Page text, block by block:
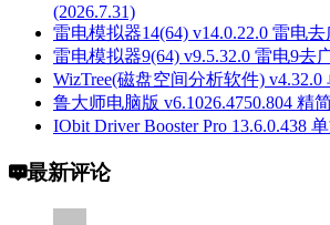
(2026.7.31)
雷电模拟器14(64) v14.0.22.0 雷电
雷电模拟器9(64) v9.5.32.0 雷电9去
WizTree(磁盘空间分析软件) v4.32.0
鲁大师电脑版 v6.1026.4750.804 精
IObit Driver Booster Pro 13.6.0.438
最新评论